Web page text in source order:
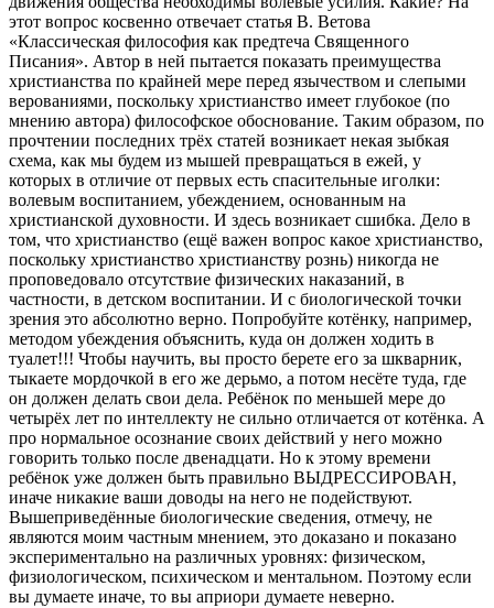
этот вопрос косвенно отвечает статья В. Ветова
«Классическая философия как предтеча Священного
Писания». Автор в ней пытается показать преимущества
христианства по крайней мере перед язычеством и слепыми
верованиями, поскольку христианство имеет глубокое (по
мнению автора) философское обоснование. Таким образом, по
прочтении последних трёх статей возникает некая зыбкая
схема, как мы будем из мышей превращаться в ежей, у
которых в отличие от первых есть спасительные иголки:
волевым воспитанием, убеждением, основанным на
христианской духовности. И здесь возникает сшибка. Дело в
том, что христианство (ещё важен вопрос какое христианство,
поскольку христианство христианству рознь) никогда не
проповедовало отсутствие физических наказаний, в
частности, в детском воспитании. И с биологической точки
зрения это абсолютно верно. Попробуйте котёнку, например,
методом убеждения объяснить, куда он должен ходить в
туалет!!! Чтобы научить, вы просто берете его за шкварник,
тыкаете мордочкой в его же дерьмо, а потом несёте туда, где
он должен делать свои дела. Ребёнок по меньшей мере до
четырёх лет по интеллекту не сильно отличается от котёнка. А
про нормальное осознание своих действий у него можно
говорить только после двенадцати. Но к этому времени
ребёнок уже должен быть правильно ВЫДРЕССИРОВАН,
иначе никакие ваши доводы на него не подействуют.
Вышеприведённые биологические сведения, отмечу, не
являются моим частным мнением, это доказано и показано
экспериментально на различных уровнях: физическом,
физиологическом, психическом и ментальном. Поэтому если
вы думаете иначе, то вы априори думаете неверно.